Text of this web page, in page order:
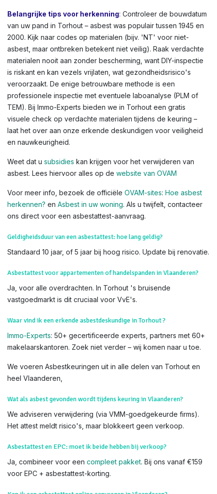
rijwoningen of appartementen. Kleuren variëren: lichtgrijs
tot donkergrijs, witachtig, of groenachtig bij
vloerbedekkingen. Voor een volledig overzicht,
raadpleeg de OVAM-infographic die asbestlocaties in een
typische woning illustreert.
Belangrijke tips voor herkenning
: Controleer de bouwdatum
van uw pand in Torhout – asbest was populair tussen 1945 en
2000. Kijk naar codes op materialen (bijv. 'NT' voor niet-
asbest, maar ontbreken betekent niet veilig). Raak verdachte
materialen nooit aan zonder bescherming, want DIY-inspectie
is riskant en kan vezels vrijlaten, wat gezondheidsrisico's
veroorzaakt. De enige betrouwbare methode is een
professionele inspectie met eventuele laboanalyse (PLM of
visuele check op verdachte materialen tijdens de keuring –
laat het over aan onze erkende deskundigen voor veiligheid
en nauwkeurigheid.
Weet dat usubsidieskan krijgen voor het verwijderen van
asbest. Lees hiervoor alles op dewebsite van OVAM
Voor meer info, bezoek de officiële OVAM-sites :Hoe asbest
ons direct voor een asbestattest-aanvraag.
Asbestattest voor appartementen of handelspanden in Vlaanderen?
Ja, voor alle overdrachten. In Torhout 's bruisende
vastgoedmarkt is dit cruciaal voor VvE's.
Waar vind ik een erkende asbestdeskundige in Torhout ?
Immo-Experts: 50+ gecertificeerde experts, partners met 60+
makelaarskantoren. Zoek niet verder – wij komen naar u toe.
We voeren Asbestkeuringen uit in alle delen van Torhout en
Wat als asbest gevonden wordt tijdens keuring in Vlaanderen?
We adviseren verwijdering (via VMM-goedgekeurde firms).